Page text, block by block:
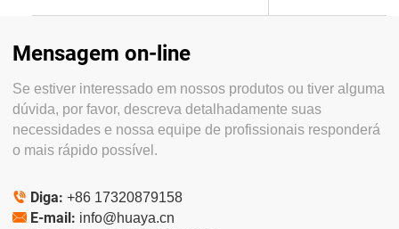
Mensagem on-line
Se estiver interessado em nossos produtos ou tiver alguma
dúvida, por favor, descreva detalhadamente suas
necessidades e nossa equipe de profissionais responderá
o mais rápido possível.
 Diga: +86 17320879158
 E-mail: info@huaya.cn